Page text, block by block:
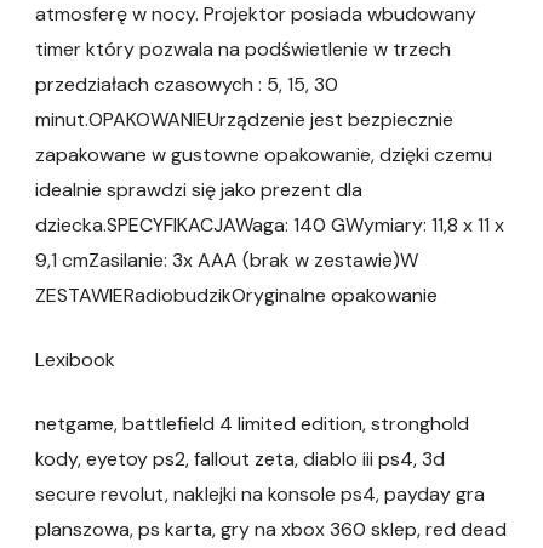
atmosferę w nocy. Projektor posiada wbudowany
timer który pozwala na podświetlenie w trzech
przedziałach czasowych : 5, 15, 30
minut.OPAKOWANIEUrządzenie jest bezpiecznie
zapakowane w gustowne opakowanie, dzięki czemu
idealnie sprawdzi się jako prezent dla
dziecka.SPECYFIKACJAWaga: 140 GWymiary: 11,8 x 11 x
9,1 cmZasilanie: 3x AAA (brak w zestawie)W
ZESTAWIERadiobudzikOryginalne opakowanie
Lexibook
netgame, battlefield 4 limited edition, stronghold
kody, eyetoy ps2, fallout zeta, diablo iii ps4, 3d
secure revolut, naklejki na konsole ps4, payday gra
planszowa, ps karta, gry na xbox 360 sklep, red dead